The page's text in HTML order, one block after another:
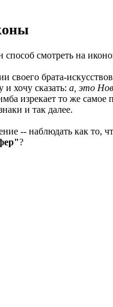
смотреть на
своего брата-
хочу сказать: а, это
изрекает то же
и так далее.
-- наблюдать как то,
?